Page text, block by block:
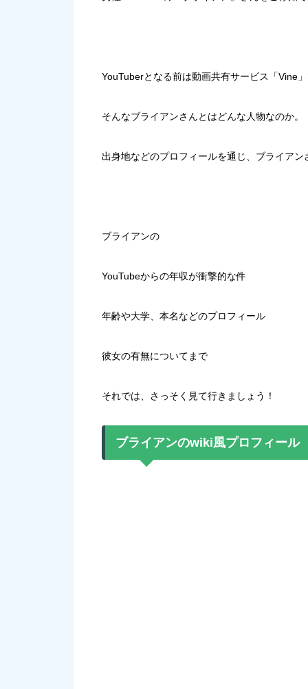
YouTuberとなる前は動画共有サービス「Vine
そんなブライアンさんとはどんな人物なのか。
出身地などのプロフィールを通じ、ブライア
ブライアンの
YouTubeからの年収が衝撃的な件
年齢や大学、本名などのプロフィール
彼女の有無についてまで
それでは、さっそく見て行きましょう！
ブライアンのwiki風プロフィール